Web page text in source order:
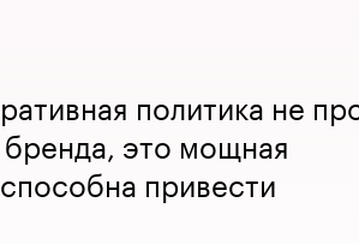
политика не
бренда, это мощная
привести